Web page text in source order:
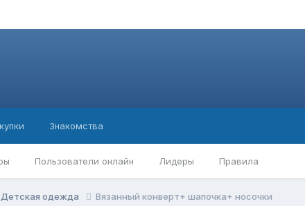
Пользователи онлайн Лидеры Правила
Знакомства
Детская одежда Вязанный конверт+ шапочка+ носочки